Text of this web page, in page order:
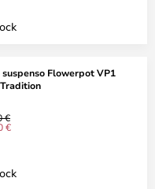
suspenso Flowerpot VP1
€
€